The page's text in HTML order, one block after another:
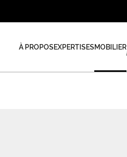
À PROPOSEXPERTISESMOBILIER